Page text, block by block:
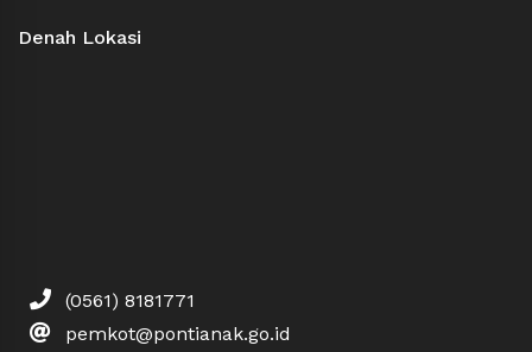
Denah Lokasi
(0561) 8181771
pemkot@pontianak.go.id